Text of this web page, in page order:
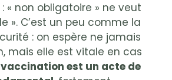
« non obligatoire » ne veut
». C’est un peu comme la
: on espère ne jamais
mais elle est vitale en cas
vaccination est un acte de